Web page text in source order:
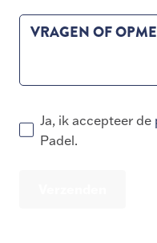
VRAGEN OF
Ja, ik accepteer de
Padel.